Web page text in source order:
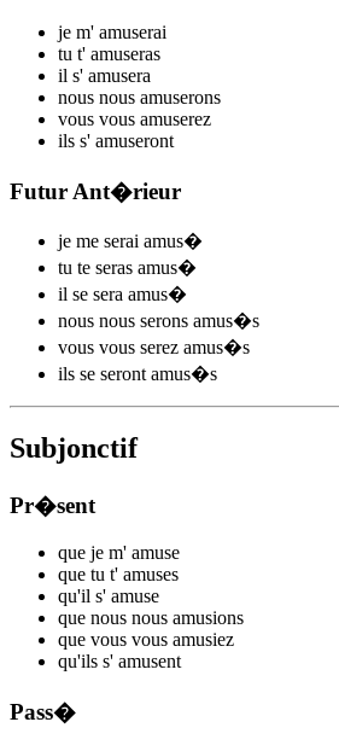
je m' amuserai
tu t' amuseras
il s' amusera
nous nous amuserons
vous vous amuserez
ils s' amuseront
Futur Ant�rieur
je me serai amus�
tu te seras amus�
il se sera amus�
nous nous serons amus�s
vous vous serez amus�s
ils se seront amus�s
Subjonctif
Pr�sent
que je m' amuse
que tu t' amuses
qu'il s' amuse
que nous nous amusions
que vous vous amusiez
qu'ils s' amusent
Pass�